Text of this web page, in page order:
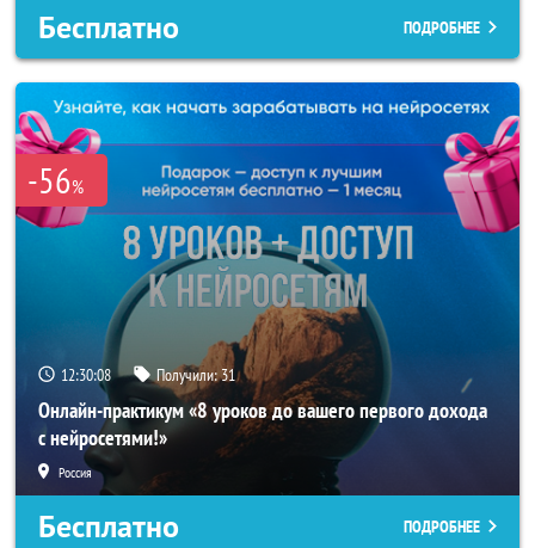
Бесплатно ПОДРОБНЕЕ
-56%
12:30:05 Получили:31
Онлайн-практикум «8 уроков до вашего первого дохода
с нейросетями!»
Россия
Бесплатно ПОДРОБНЕЕ